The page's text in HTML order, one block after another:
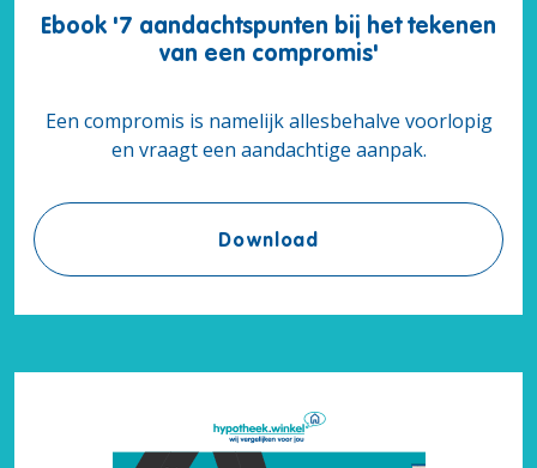
Ebook '7 aandachtspunten bij het tekenen
van een compromis'
Een compromis is namelijk allesbehalve voorlopig
en vraagt een aandachtige aanpak.
DownloadEbook '7